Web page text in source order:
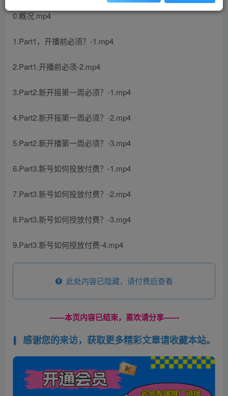
0.概况.mp4
1.Part1，开播前必须？-1.mp4
2.Part1.开播前必须-2.mp4
3.Part2.新开摇第一周必须？-1.mp4
4.Part2.新开摇第一周必须？-2.mp4
5.Part2.新开播第一周必须？-3.mp4
6.Part3.新号如何投放付费？-1.mp4
7.Part3.新号如何投放付费？-2.mp4
8.Part3.新号如何授放付费？-3.mg4
9.Part3.新号如何授放付费-4.mp4
此处内容已隐藏，请付费后查看
------本页内容已结束，喜欢请分享------
感谢您的来访，获取更多精彩文章请收藏本站。